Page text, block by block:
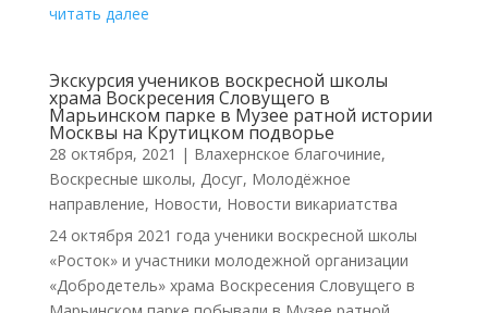
читать далее
Экскурсия учеников воскресной школы
храма Воскресения Словущего в
Марьинском парке в Музее ратной истории
Москвы на Крутицком подворье
28 октября, 2021 | Влахернское благочиние,
Воскресные школы, Досуг, Молодёжное
направление, Новости, Новости викариатства
24 октября 2021 года ученики воскресной школы
«Росток» и участники молодежной организации
«Добродетель» храма Воскресения Словущего в